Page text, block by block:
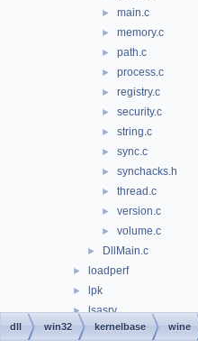
► main.c
► memory.c
► path.c
► process.c
► registry.c
► security.c
► string.c
► sync.c
► synchacks.h
► thread.c
► version.c
► volume.c
► DllMain.c
► loadperf
► lpk
► lsasrv
► mapi32
dll win32 kernelbase wine